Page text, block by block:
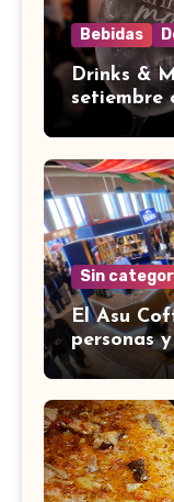
Bebidas
Drinks &
setiembre
Sin
El Asu
personas